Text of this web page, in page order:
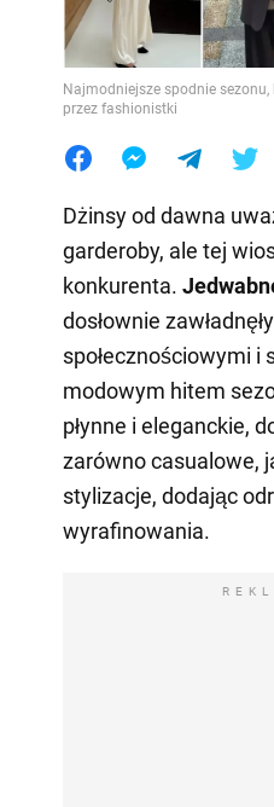
Najmodniejsze spodnie
przez fashionistki
Dżinsy od dawna
garderoby, ale tej
konkurenta.
dosłownie
społecznościowymi i
modowym hitem
płynne i eleganckie,
zarówno casualowe,
stylizacje, dodając
wyrafinowania.